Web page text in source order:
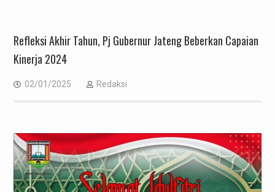
Refleksi Akhir Tahun, Pj Gubernur Jateng Beberkan Capaian
Kinerja 2024
02/01/2025 Redaksi